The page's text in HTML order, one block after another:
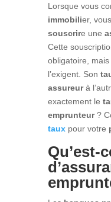
Lorsque vous
immobilier,
souscrire une
Cette
obligatoire,
l’exigent. Son
assureurà
exactement le
emprunteur?
tauxpour votre
Qu’est-